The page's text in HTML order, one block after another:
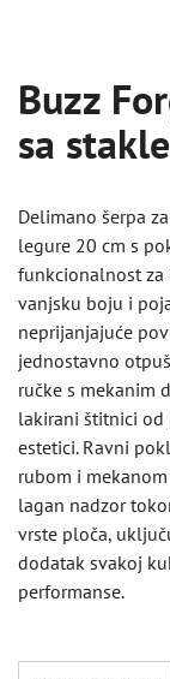
Buzz
sa
Delimano šerpa
legure 20 cm s
funkcionalnost za
vanjsku boju i
neprijanjajuće
jednostavno
ručke s mekanim
lakirani štitnici
estetici. Ravni
rubom i
lagan nadzor
vrste ploča,
dodatak svakoj
performanse.